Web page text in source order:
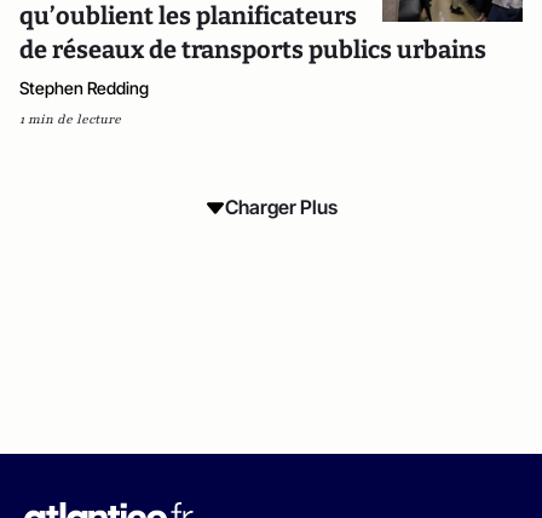
qu’oublient les planificateurs
de réseaux de transports publics urbains
Stephen Redding
1 min de lecture
Charger Plus